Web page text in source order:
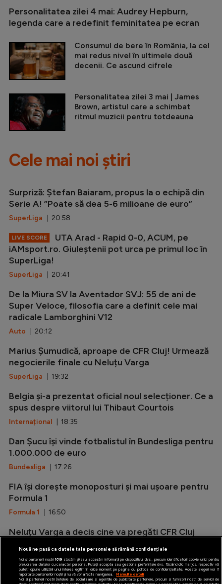
Personalitatea zilei 4 mai: Audrey Hepburn,
legenda care a redefinit feminitatea pe ecran
Consumul de bere în România, la cel
mai redus nivel în ultimele două
decenii. Ce ascund cifrele
Personalitatea zilei 3 mai | James
Brown, artistul care a schimbat
ritmul muzicii pentru totdeauna
Cele mai noi știri
Surpriză: Ștefan Baiaram, propus la o echipă din
Serie A! ”Poate să dea 5-6 milioane de euro”
SuperLiga | 20:58
LIVE SCORE
UTA Arad - Rapid 0-0, ACUM, pe
iAMsport.ro. Giuleștenii pot urca pe primul loc în
SuperLiga!
SuperLiga | 20:41
De la Miura SV la Aventador SVJ: 55 de ani de
Super Veloce, filosofia care a definit cele mai
radicale Lamborghini V12
Auto | 20:12
Marius Șumudică, aproape de CFR Cluj! Urmează
negocierile finale cu Neluțu Varga
SuperLiga | 19:32
Belgia și-a prezentat oficial noul selecționer. Ce a
spus despre viitorul lui Thibaut Courtois
Internațional | 18:35
Dan Șucu își vinde fotbalistul în Bundesliga pentru
1.000.000 de euro
Bundesliga | 17:26
FIA își dorește monoposturi și mai ușoare pentru
Formula 1
Formula 1 | 16:50
Neluțu Varga a decis cine va pregăti CFR Cluj
SuperLiga| 16:20
Nouă ne pasă ca datele tale personale să rămână confidențiale
Noi și partenerii noștri 1019stocăm și/sau accesăm informații pe dispozitivul dvs., precum identificatorii cookie unici pentru
prelucrarea datelor cu caracter personal. Puteți accepta sau gestiona preferințele dvs. făcând clic mai jos, respectiv vă
puteți opune utilizării unui interes legitim în orice moment pe pagina cu politica de confidențialitate. Aceste alegeri vor fi
raportate partenerilor noștri și nu vă vor afecta navigarea.
Mai multe detalii
Noi si partenerii nostri (retelele de socializare si agentiile de publicitate partenere, precum si furnizorii nostri de servicii de